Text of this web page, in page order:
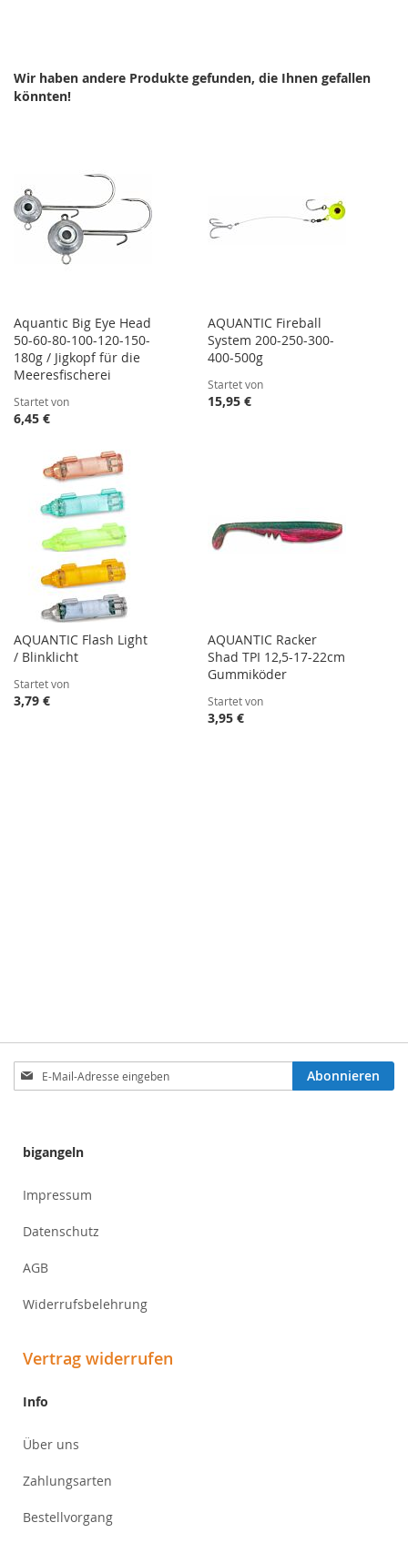
Wir haben andere Produkte gefunden, die Ihnen gefallen
könnten!
Aquantic Big Eye Head
50-60-80-100-120-150-
180g / Jigkopf für die
Meeresfischerei
Startet von
6,45 €
AQUANTIC Fireball
System 200-250-300-
400-500g
Startet von
15,95 €
AQUANTIC Flash Light
/ Blinklicht
Startet von
3,79 €
AQUANTIC Racker
Shad TPI 12,5-17-22cm
Gummiköder
Startet von
3,95 €
Anmeldung
zum
Abonnieren
bigangeln
Impressum
Datenschutz
AGB
Widerrufsbelehrung
Vertrag widerrufen
Info
Über uns
Zahlungsarten
Bestellvorgang